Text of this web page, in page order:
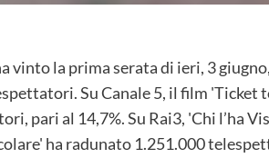
vinto la prima serata di ieri, 3
Su Canale 5, il film 'Ticket
pari al 14,7%. Su Rai3, 'Chi l’ha
ha radunato 1.251.000